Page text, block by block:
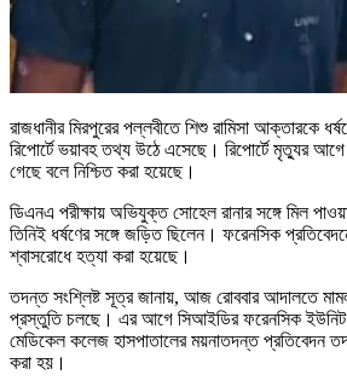
রাজধানীর মিরপুরের পল্লবীতে শিশু রামিসা আক্তারকে
রিপোর্টে ভয়াবহ তথ্য উঠে এসেছে। রিপোর্টে মৃত্যুর আগে
গেছে বলে নিশ্চিত করা হয়েছে।
ডিএনএ পরীক্ষায় অভিযুক্ত সোহেল রানার সঙ্গে মিল
তিনিই ধর্ষণের সঙ্গে জড়িত ছিলেন। ফরেনসিক
শ্বাসরোধে হত্যা করা হয়েছে।
তদন্ত সংশ্লিষ্ট সূত্র জানায়, আজ রোববার আদালতে
প্রস্তুতি চলছে। এর আগে সিআইডির ফরেনসিক ইউনিট
মেডিকেল কলেজ হাসপাতালের ময়নাতদন্ত প্রতিবেদন
করা হয়।